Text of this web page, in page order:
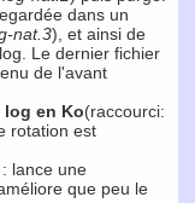
dans un
nat.3), et ainsi de
Le dernier fichier
de l'avant
en Ko(raccourci:
rotation est
lance une
que peu le